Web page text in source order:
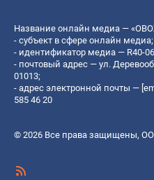
Название онлайн медиа —
- субъект в сфере онлайн медиа;
- идентификатор медиа — R40-
- почтовый адрес — ул.
01013;
- адрес электронной почты —
585 46 20
© 2026 Все права защищены,